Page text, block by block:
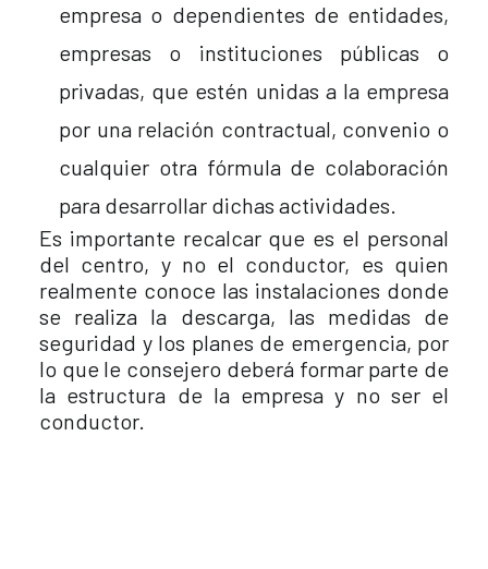
empresa o dependientes de entidades,
empresas o instituciones públicas o
privadas, que estén unidas a la empresa
por una relación contractual, convenio o
cualquier otra fórmula de colaboración
para desarrollar dichas actividades.
Es importante recalcar que es el personal
del centro, y no el conductor, es quien
realmente conoce las instalaciones donde
se realiza la descarga, las medidas de
seguridad y los planes de emergencia, por
lo que le consejero deberá formar parte de
la estructura de la empresa y no ser el
conductor.